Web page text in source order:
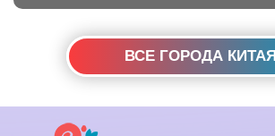
ВСЕ ГОРОДА КИТАЯ